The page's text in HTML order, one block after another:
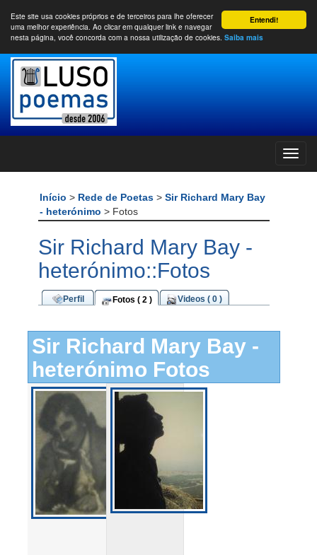
Entendi!
Este site usa cookies próprios e de terceiros para lhe oferecer
uma melhor experiência. Ao clicar em qualquer link e navegar
nesta página, você concorda com a nossa utilização de cookies. Saiba mais
Início > Rede de Poetas > Sir Richard Mary Bay
- heterónimo > Fotos
Sir Richard Mary Bay -
heterónimo::Fotos
Perfil Fotos ( 2 ) Videos ( 0 )
Sir Richard Mary Bay -
heterónimo Fotos